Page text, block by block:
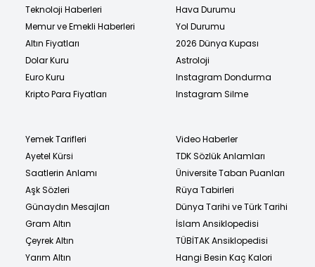
Teknoloji Haberleri
Memur ve Emekli Haberleri
Altın Fiyatları
Dolar Kuru
Euro Kuru
Kripto Para Fiyatları
Hava Durumu
Yol Durumu
2026 Dünya Kupası
Astroloji
Instagram Dondurma
Instagram Silme
Yemek Tarifleri
Ayetel Kürsi
Saatlerin Anlamı
Aşk Sözleri
Günaydın Mesajları
Gram Altın
Çeyrek Altın
Yarım Altın
Video Haberler
TDK Sözlük Anlamları
Üniversite Taban Puanları
Rüya Tabirleri
Dünya Tarihi ve Türk Tarihi
İslam Ansiklopedisi
TÜBİTAK Ansiklopedisi
Hangi Besin Kaç Kalori